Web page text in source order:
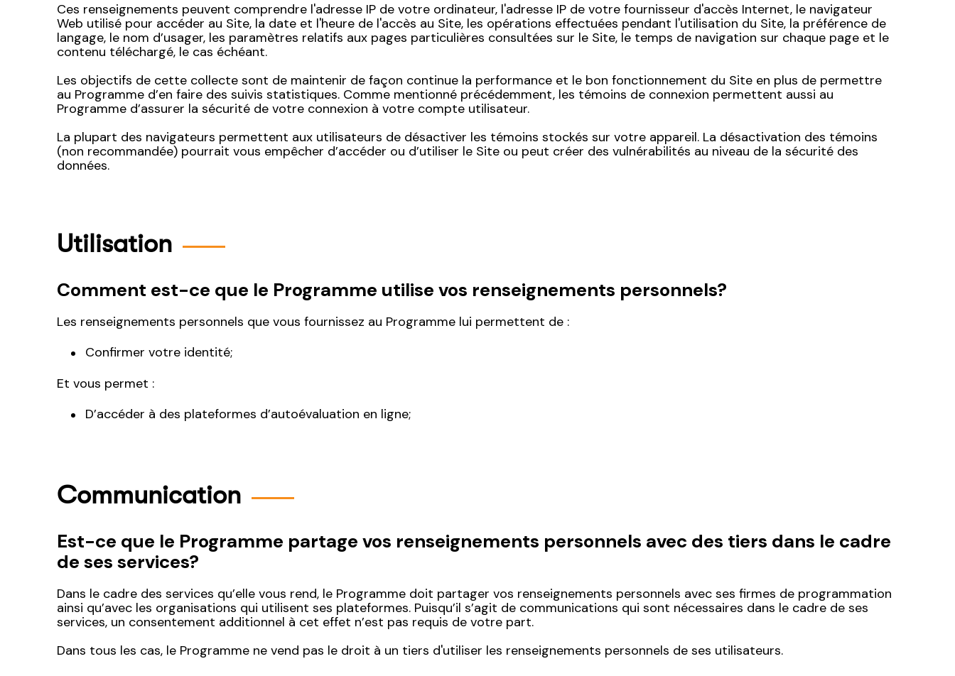
Ces renseignements peuvent comprendre l'adresse IP de votre ordinateur, l'adresse IP de votre fournisseur d'accès Internet, le navigateur
Web utilisé pour accéder au Site, la date et l'heure de l'accès au Site, les opérations effectuées pendant l'utilisation du Site, la préférence de
langage, le nom d’usager, les paramètres relatifs aux pages particulières consultées sur le Site, le temps de navigation sur chaque page et le
contenu téléchargé, le cas échéant.
Les objectifs de cette collecte sont de maintenir de façon continue la performance et le bon fonctionnement du Site en plus de permettre
au Programme d’en faire des suivis statistiques. Comme mentionné précédemment, les témoins de connexion permettent aussi au
Programme d’assurer la sécurité de votre connexion à votre compte utilisateur.
La plupart des navigateurs permettent aux utilisateurs de désactiver les témoins stockés sur votre appareil. La désactivation des témoins
(non recommandée) pourrait vous empêcher d’accéder ou d’utiliser le Site ou peut créer des vulnérabilités au niveau de la sécurité des
données.
Utilisation
Comment est-ce que le Programme utilise vos renseignements personnels?
Les renseignements personnels que vous fournissez au Programme lui permettent de :
Confirmer votre identité;
Et vous permet :
D’accéder à des plateformes d’autoévaluation en ligne;
Communication
Est-ce que le Programme partage vos renseignements personnels avec des tiers dans le cadre
de ses services?
Dans le cadre des services qu’elle vous rend, le Programme doit partager vos renseignements personnels avec ses firmes de programmation
ainsi qu’avec les organisations qui utilisent ses plateformes. Puisqu’il s’agit de communications qui sont nécessaires dans le cadre de ses
services, un consentement additionnel à cet effet n’est pas requis de votre part.
Dans tous les cas, le Programme ne vend pas le droit à un tiers d'utiliser les renseignements personnels de ses utilisateurs.